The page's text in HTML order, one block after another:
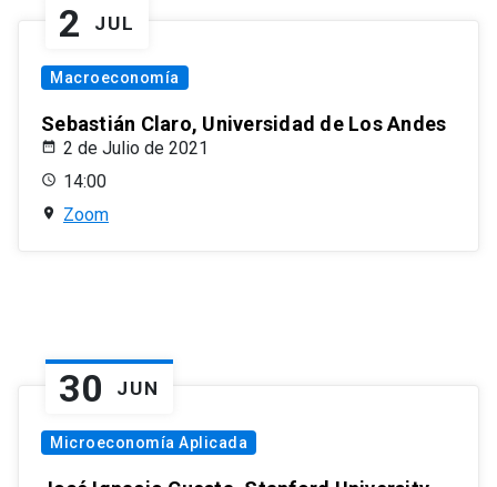
2 JUL
Macroeconomía
Sebastián Claro, Universidad de Los Andes
2 de Julio de 2021
14:00
Zoom
30 JUN
Microeconomía Aplicada